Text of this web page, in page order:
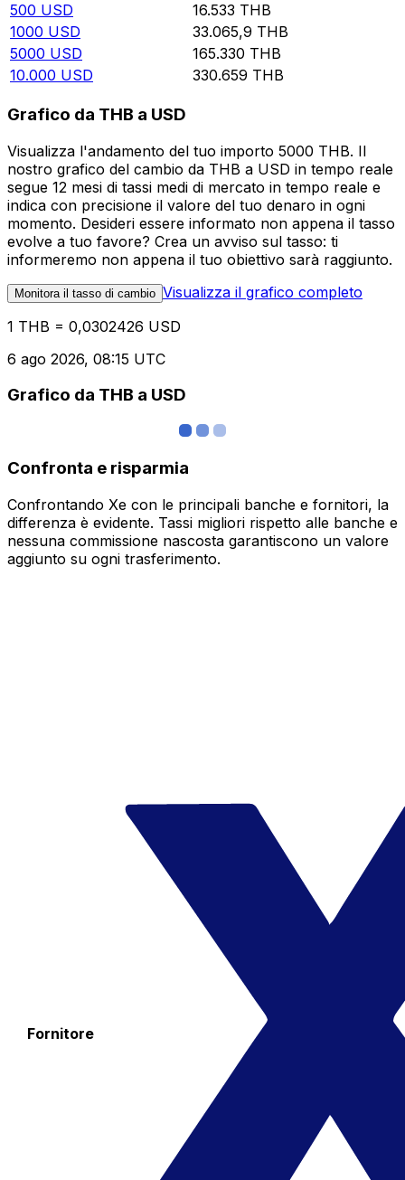
500 USD 16.533 THB
1000 USD 33.065,9 THB
5000 USD 165.330 THB
10.000 USD 330.659 THB
Grafico da THB a USD
Visualizza l'andamento del tuo importo 5000 THB. Il
nostro grafico del cambio da THB a USD in tempo reale
segue 12 mesi di tassi medi di mercato in tempo reale e
indica con precisione il valore del tuo denaro in ogni
momento. Desideri essere informato non appena il tasso
evolve a tuo favore? Crea un avviso sul tasso: ti
informeremo non appena il tuo obiettivo sarà raggiunto.
Monitora il tasso di cambio Visualizza il grafico completo
1 THB = 0,0302426 USD
6 ago 2026, 08:15 UTC
Grafico da THB a USD
Confronta e risparmia
Confrontando Xe con le principali banche e fornitori, la
differenza è evidente. Tassi migliori rispetto alle banche e
nessuna commissione nascosta garantiscono un valore
aggiunto su ogni trasferimento.
Fornitore